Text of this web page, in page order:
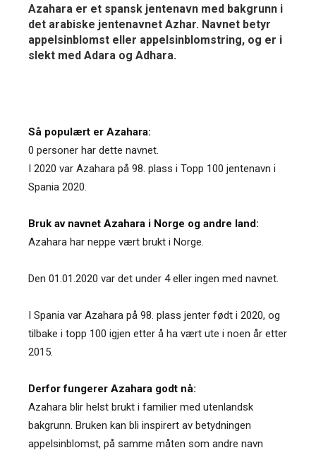
Azahara er et spansk jentenavn med bakgrunn i
det arabiske jentenavnet Azhar. Navnet betyr
appelsinblomst eller appelsinblomstring, og er i
slekt med Adara og Adhara.
Så populært er Azahara:
0 personer har dette navnet.
I 2020 var Azahara på 98. plass i Topp 100 jentenavn i
Spania 2020.
Bruk av navnet Azahara i Norge og andre land:
Azahara har neppe vært brukt i Norge.
Den 01.01.2020 var det under 4 eller ingen med navnet.
I Spania var Azahara på 98. plass jenter født i 2020, og
tilbake i topp 100 igjen etter å ha vært ute i noen år etter
2015.
Derfor fungerer Azahara godt nå:
Azahara blir helst brukt i familier med utenlandsk
bakgrunn. Bruken kan bli inspirert av betydningen
appelsinblomst, på samme måten som andre navn